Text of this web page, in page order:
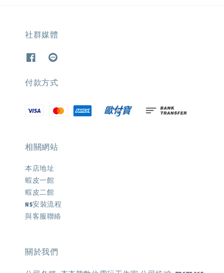
社群媒體
付款方式
相關網站
本店地址
蝦皮一館
蝦皮二館
NS安裝流程
與客服聯絡
關於我們